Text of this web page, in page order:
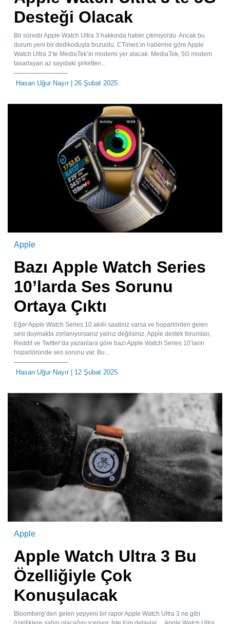
Desteği Olacak
Bir süredir Apple Watch Ultra 3 hakkında haber çıkmıyordu. Ancak bu
durum yeni bir dedikoduyla bozuldu. CTimes’ın haberine göre Apple
Watch Ultra 3‘te MediaTek’in modemi yer alacak. MediaTek, 5G modem
tasarlayan az sayıdaki şirketten...
Hasan Uğur Nayır| 26 Şubat 2025
Apple
Bazı Apple Watch Series
10’larda Ses Sorunu
Ortaya Çıktı
Eğer Apple Watch Series 10 akıllı saatiniz varsa ve hoparlörden gelen
sesi duymakta zorlanıyorsanız yalnız değilsiniz. Apple destek forumları,
Reddit ve Twitter’da yazanlara göre bazı Apple Watch Series 10‘ların
hoparlöründe ses sorunu var. Bu...
Hasan Uğur Nayır| 12 Şubat 2025
Apple
Apple Watch Ultra 3 Bu
Özelliğiyle Çok
Konuşulacak
Bloomberg’den gelen yepyeni bir rapor Apple Watch Ultra 3 ne gibi